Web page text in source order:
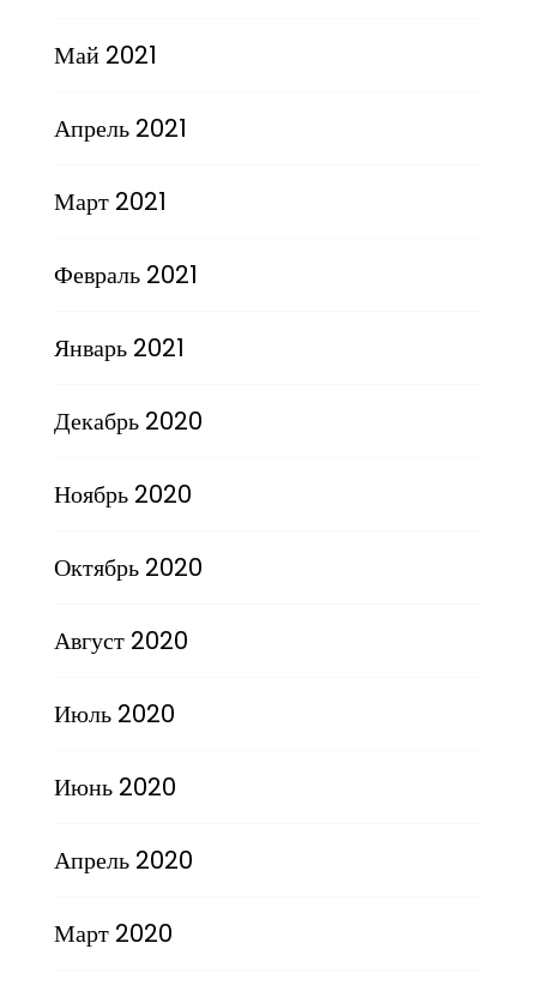
Май 2021
Апрель 2021
Март 2021
Февраль 2021
Январь 2021
Декабрь 2020
Ноябрь 2020
Октябрь 2020
Август 2020
Июль 2020
Июнь 2020
Апрель 2020
Март 2020